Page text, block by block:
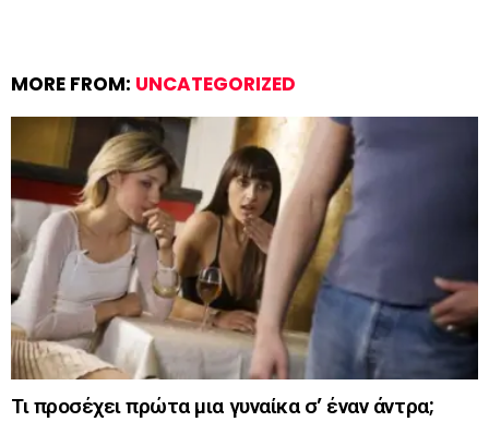
MORE FROM: UNCATEGORIZED
Τι προσέχει πρώτα μια γυναίκα σ’ έναν άντρα;